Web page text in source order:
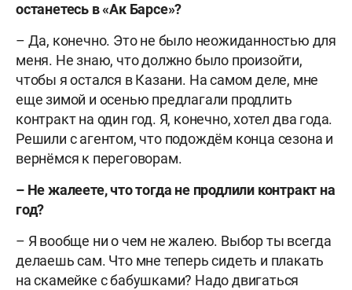
останетесь в «Ак Барсе»?
– Да, конечно. Это не было неожиданностью для
меня. Не знаю, что должно было произойти,
чтобы я остался в Казани. На самом деле, мне
еще зимой и осенью предлагали продлить
контракт на один год. Я, конечно, хотел два года.
Решили с агентом, что подождём конца сезона и
вернёмся к переговорам.
– Не жалеете, что тогда не продлили контракт на
год?
– Я вообще ни о чем не жалею. Выбор ты всегда
делаешь сам. Что мне теперь сидеть и плакать
на скамейке с бабушками? Надо двигаться